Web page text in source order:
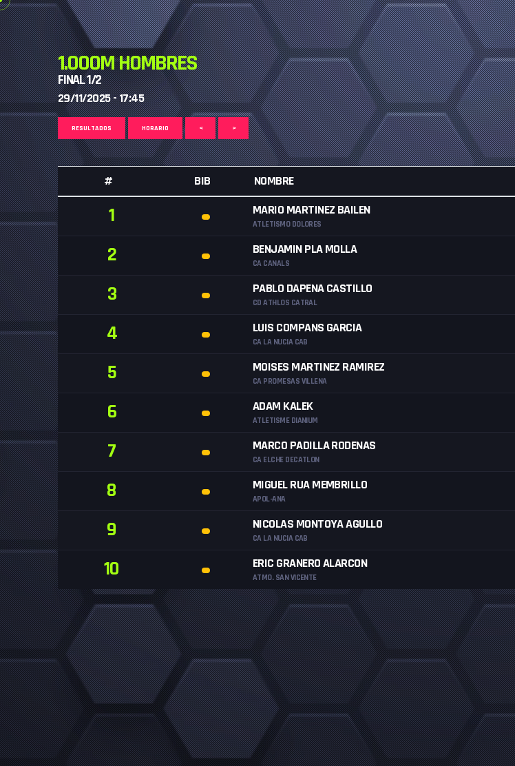
1.000M HOMBRES
FINAL 1/2
29/11/2025 - 17:45
RESULTADOS HORARIO < >
# BIB NOMBRE
1 MARIO MARTINEZ BAILEN
ATLETISMO DOLORES
2 BENJAMIN PLA MOLLA
CA CANALS
3 PABLO DAPENA CASTILLO
CD ATHLOS CATRAL
4 LUIS COMPANS GARCIA
CA LA NUCIA CAB
5 MOISES MARTINEZ RAMIREZ
CA PROMESAS VILLENA
6 ADAM KALEK
ATLETISME DIANIUM
7 MARCO PADILLA RODENAS
CA ELCHE DECATLON
8 MIGUEL RUA MEMBRILLO
APOL-ANA
9 NICOLAS MONTOYA AGULLO
CA LA NUCIA CAB
10 ERIC GRANERO ALARCON
ATMO. SAN VICENTE